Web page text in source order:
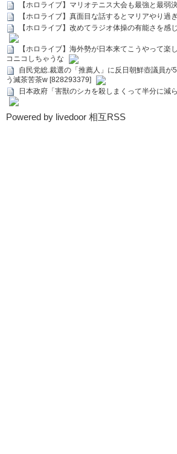
【ホロライブ】マリオテニス大会も最強と最弱
【ホロライブ】真面目な話するとマリアやり過
【ホロライブ】改めてラジオ体操の有能さを感
【ホロライブ】海外勢が日本来てこうやって楽
コニコしちゃうな
自民党総.裁選の「推薦人」に反日朝鮮壺議員
う滅茶苦茶w [828293379]
日本政府「害獣のシカを殺しまくって半分に減
Powered by livedoor 相互RSS